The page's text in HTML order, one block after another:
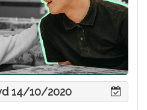
14/10/2020